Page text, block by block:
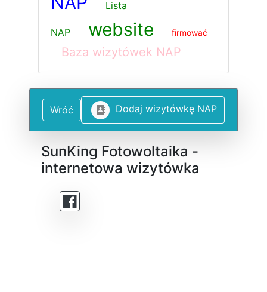
Lista
NAP website firmować
Baza wizytówek NAP
Wróć Dodaj wizytówkę NAP
SunKing Fotowoltaika -
internetowa wizytówka